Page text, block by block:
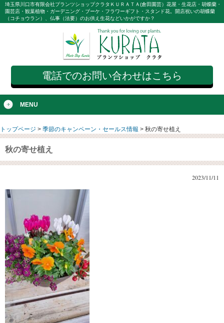
埼玉県川口市有限会社プランツショップクラタＫＵＲＡＴＡ(倉田園芸）花屋・生花店・胡蝶蘭・
園芸店・観葉植物・ガーデニング・ブーケ・フラワーギフト・スタンド花。開店祝いの胡蝶蘭
（コチョウラン）、仏事（法要）のお供え生花などいかがですか？
電話でのお問い合わせはこちら
MENU
トップページ > 季節のキャンペーン・セールス情報 > 秋の寄せ植え
秋の寄せ植え
2023/11/11